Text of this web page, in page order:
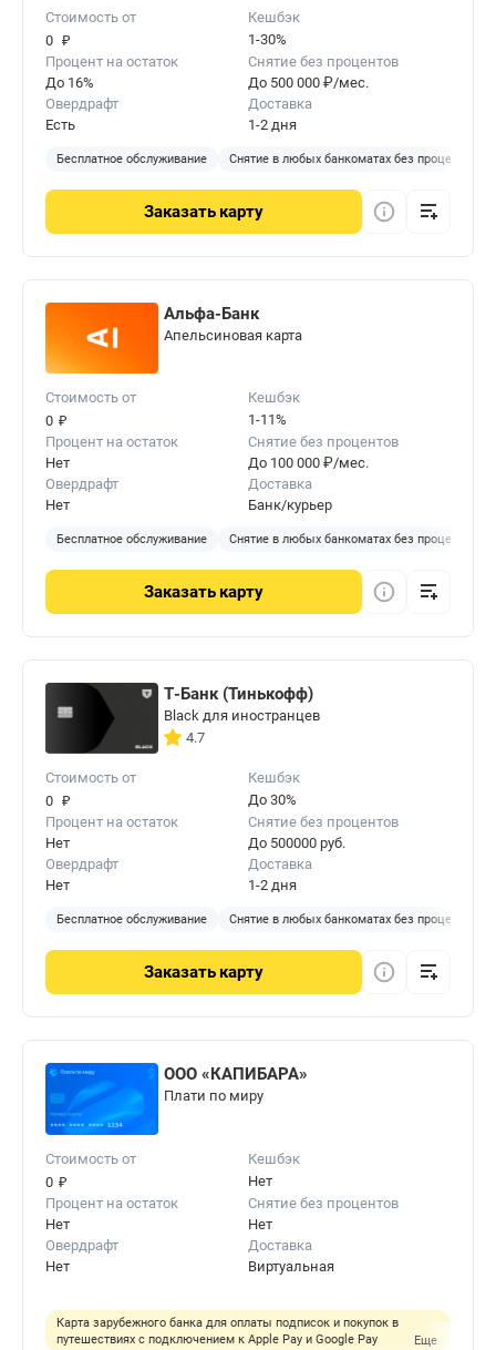
Стоимость от
0 ₽
Кешбэк
1-30%
Процент на остаток
До 16%
Снятие без процентов
До 500 000 ₽/мес.
Овердрафт
Есть
Доставка
1-2 дня
Бесплатное обслуживание Снятие в любых банкоматах без процентов
Заказать карту
Альфа-Банк
Апельсиновая карта
Стоимость от
0 ₽
Кешбэк
1-11%
Процент на остаток
Нет
Снятие без процентов
До 100 000 ₽/мес.
Овердрафт
Нет
Доставка
Банк/курьер
Бесплатное обслуживание Снятие в любых банкоматах без процентов
Заказать карту
Т-Банк (Тинькофф)
Black для иностранцев
4.7
Стоимость от
0 ₽
Кешбэк
До 30%
Процент на остаток
Нет
Снятие без процентов
До 500000 руб.
Овердрафт
Нет
Доставка
1-2 дня
Бесплатное обслуживание Снятие в любых банкоматах без процентов
Заказать карту
ООО «КАПИБАРА»
Плати по миру
Стоимость от
0 ₽
Кешбэк
Нет
Процент на остаток
Нет
Снятие без процентов
Нет
Овердрафт
Нет
Доставка
Виртуальная
Карта зарубежного банка для оплаты подписок и покупок в
путешествиях с подключением к Apple Pay и Google Pay
Еще